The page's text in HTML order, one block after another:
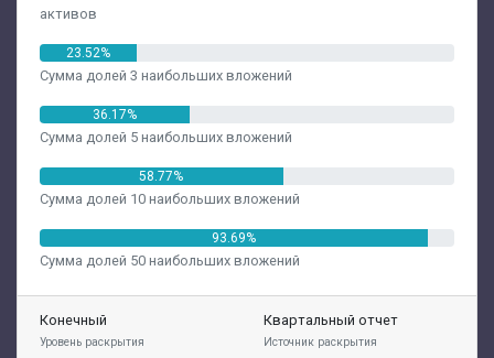
активов
23.52%
Сумма долей 3 наибольших вложений
36.17%
Сумма долей 5 наибольших вложений
58.77%
Сумма долей 10 наибольших вложений
93.69%
Сумма долей 50 наибольших вложений
Конечный
Уровень раскрытия
Квартальный отчет
Источник раскрытия